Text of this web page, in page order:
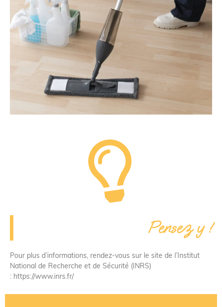
Pensez y !
Pour plus d’informations, rendez-vous sur le site de l’Institut
National de Recherche et de Sécurité (INRS)
: https://www.inrs.fr/